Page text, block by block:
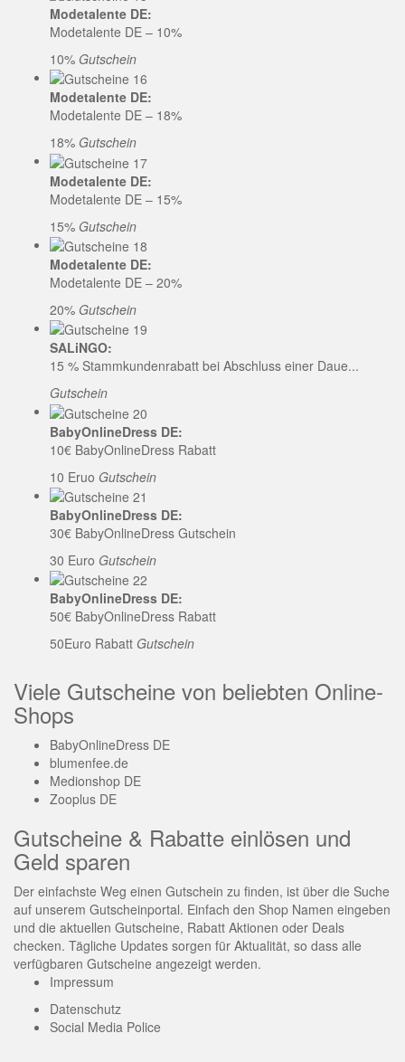
Modetalente DE:
Modetalente DE – 10%
10% Gutschein
Modetalente DE:
Modetalente DE – 18%
18% Gutschein
Modetalente DE:
Modetalente DE – 15%
15% Gutschein
Modetalente DE:
Modetalente DE – 20%
20% Gutschein
SALiNGO:
15 % Stammkundenrabatt bei Abschluss einer Daue...
Gutschein
BabyOnlineDress DE:
10€ BabyOnlineDress Rabatt
10 Eruo Gutschein
BabyOnlineDress DE:
30€ BabyOnlineDress Gutschein
30 Euro Gutschein
BabyOnlineDress DE:
50€ BabyOnlineDress Rabatt
50Euro Rabatt Gutschein
Viele Gutscheine von beliebten Online-
Shops
BabyOnlineDress DE
blumenfee.de
Medionshop DE
Zooplus DE
Gutscheine & Rabatte einlösen und
Geld sparen
Der einfachste Weg einen Gutschein zu finden, ist über die Suche
auf unserem Gutscheinportal. Einfach den Shop Namen eingeben
und die aktuellen Gutscheine, Rabatt Aktionen oder Deals
checken. Tägliche Updates sorgen für Aktualität, so dass alle
verfügbaren Gutscheine angezeigt werden.
Impressum
Datenschutz
Social Media Police